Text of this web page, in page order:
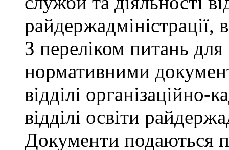
райдержадміністрації,
З переліком питань
нормативними
відділі організаційно-
відділі освіти
Документи подаються